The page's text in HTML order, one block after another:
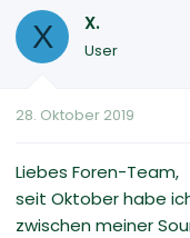
s
e
e
t
t
m
X X.
User
28. Oktober 2019
Liebes Foren-Team,
seit Oktober habe
zwischen meiner